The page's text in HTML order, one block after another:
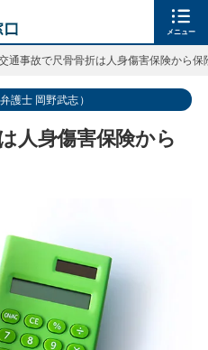
メニュー
通事故で尺骨骨折は人身傷害保険から保
表弁護士 岡野武志）
人身傷害保険から